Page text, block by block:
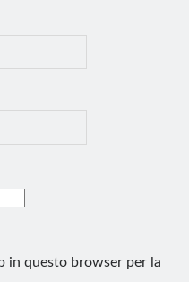
in questo browser per la